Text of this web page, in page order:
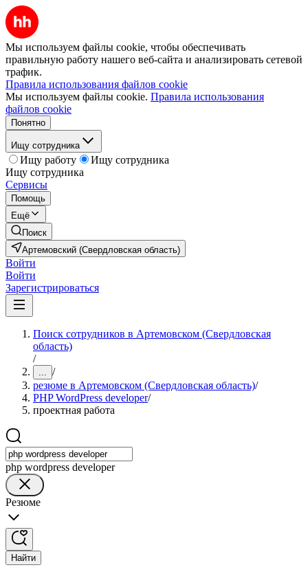
Мы используем файлы cookie, чтобы обеспечивать
правильную работу нашего веб-сайта и анализировать сетевой
трафик.
Правила использования файлов cookie
Мы используем файлы cookie. Правила использования
файлов cookie
Понятно
Ищу сотрудника
Ищу работу
Ищу сотрудника
Ищу сотрудника
Сервисы
Помощь
Ещё
Поиск
Артемовский (Свердловская область)
Войти
Войти
Зарегистрироваться
Поиск сотрудников в Артемовском (Свердловская
область)
/
... /
резюме в Артемовском (Свердловская область)/
PHP WordPress developer/
проектная работа
php wordpress developer
Резюме
Найти